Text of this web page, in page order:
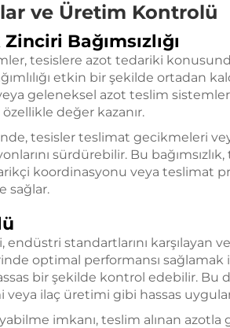
ve Üretim Kontrolü
Bağımsızlığı
tesislere azot tedariki
etkin bir şekilde ortadan
geleneksel azot teslim
değer kazanır.
tesisler teslimat gecikmeleri
sürdürebilir. Bu
koordinasyonu veya teslimat
sağlar.
standartlarını karşılayan
optimal performansı
bir şekilde kontrol edebilir. Bu
veya ilaç üretimi gibi hassas
imkanı, teslim alınan